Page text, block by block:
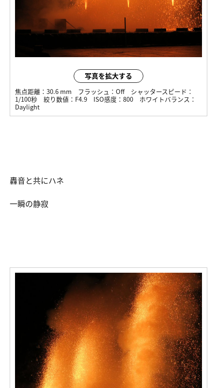
写真を拡大する
焦点距離： 30.6 mm フラッシュ： Off
シャッタースピード：
1/100秒
絞り数値： F4.9 ISO感度： 800
ホワイトバランス：
Daylight
轟音と共にハネ
一瞬の静寂